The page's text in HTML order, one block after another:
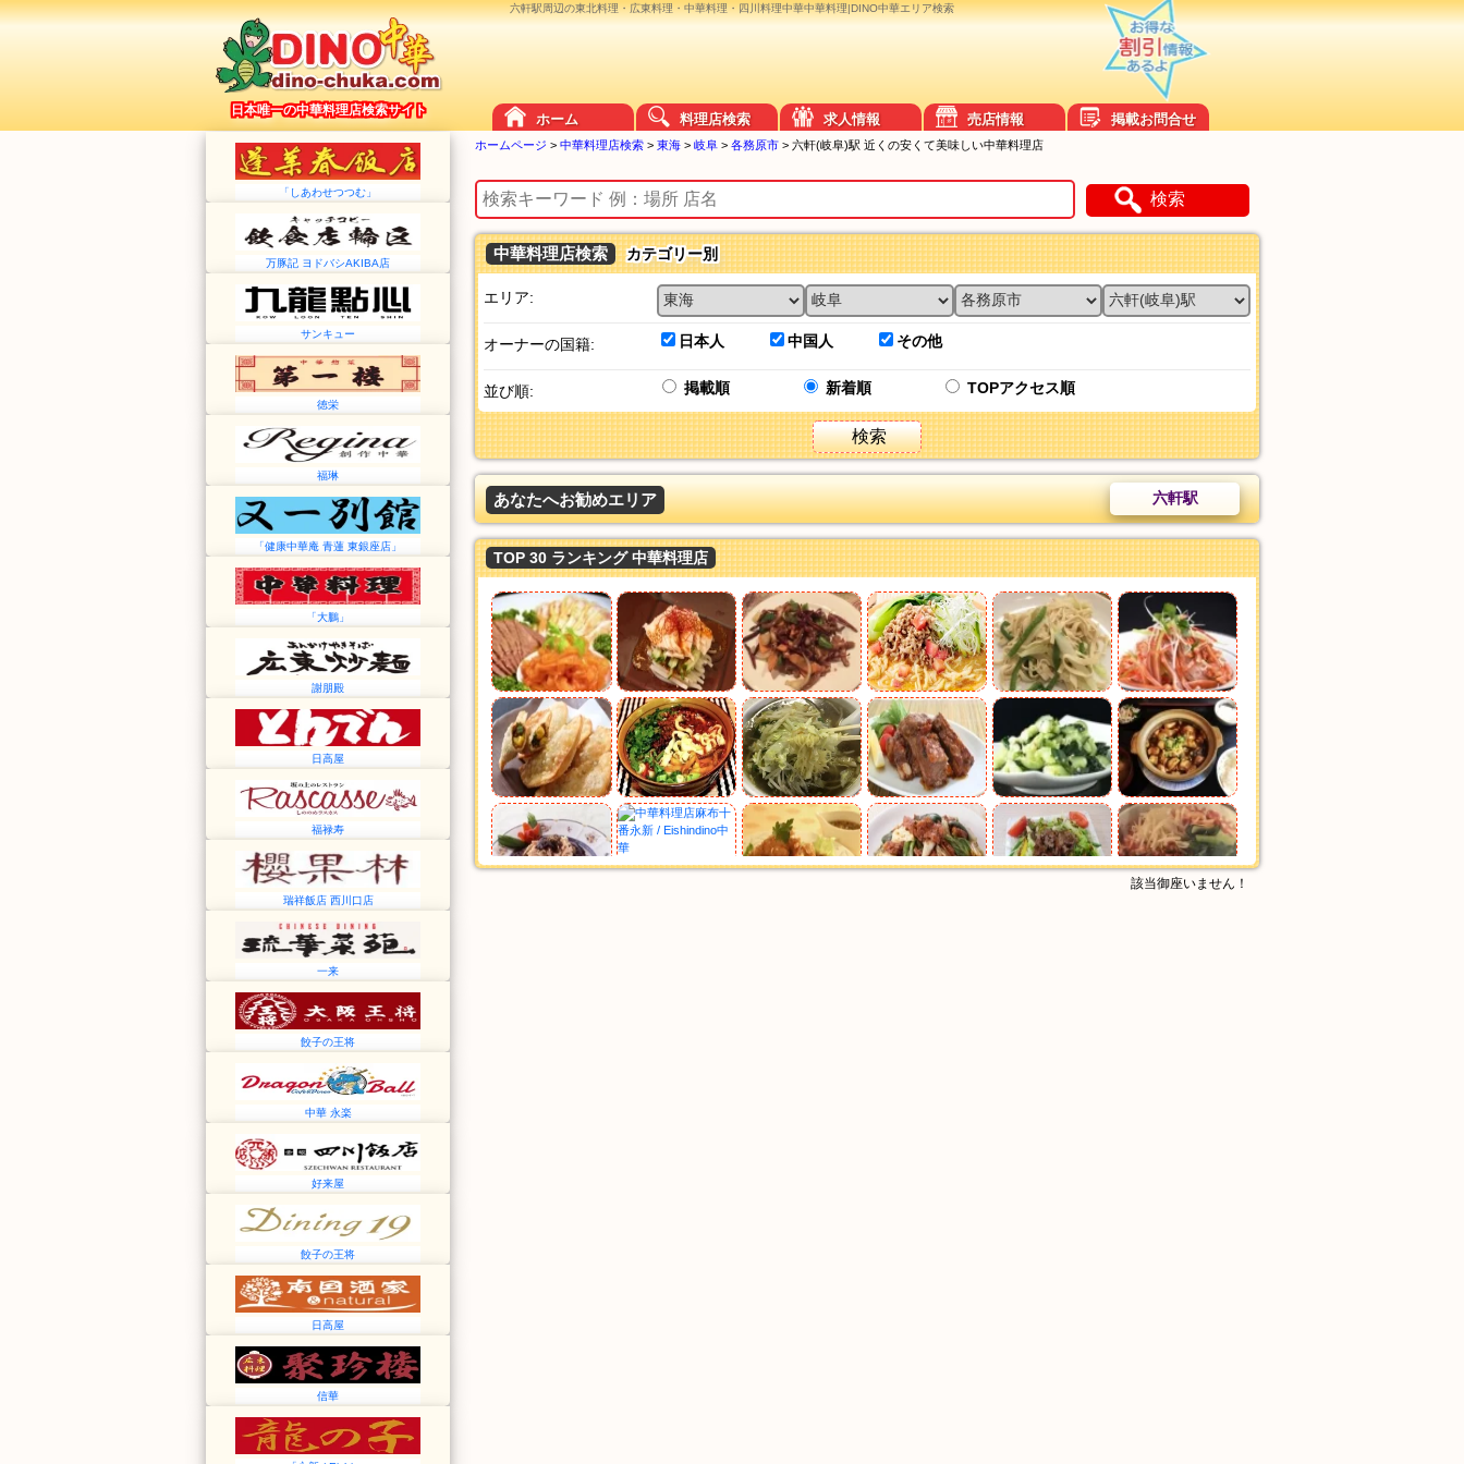
六軒駅周辺の東北料理・広東料理・中華料理・四川料理中華中華料理|DINO中華エリア検索
日本唯一の中華料理店検索サイト
ホーム 料理店検索 求人情報 売店情報 掲載お問合せ
「しあわせつつむ」
万豚記 ヨドバシAKIBA店
サンキュー
徳栄
福琳
「健康中華庵 青蓮 東銀座店」
「大鵬」
謝朋殿
日高屋
福禄寿
瑞祥飯店 西川口店
一来
餃子の王将
中華 永楽
好来屋
餃子の王将
日高屋
信華
ホームページ > 中華料理店検索 > 東海 > 岐阜 > 各務原市 > 六軒(岐阜)駅 近くの安くて美味しい中華料理店
検索
中華料理店検索 カテゴリー別
エリア:
オーナーの国籍: 日本人 中国人 その他
並び順: 掲載順 新着順 TOPアクセス順
検索
あなたへお勧めエリア 六軒駅
TOP 30 ランキング 中華料理店
該当御座いません！